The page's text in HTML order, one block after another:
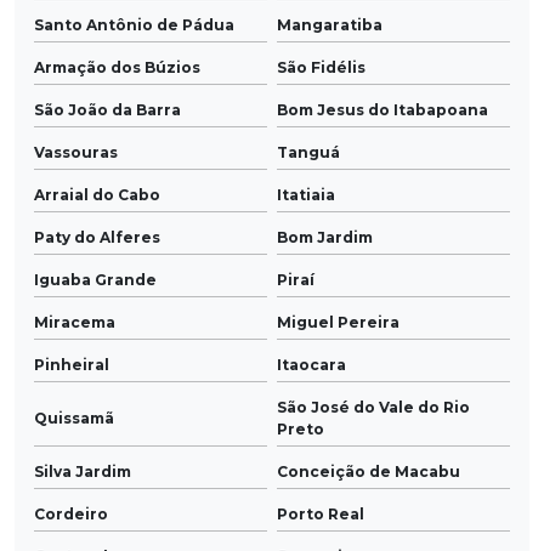
Santo Antônio de Pádua Mangaratiba
Armação dos Búzios São Fidélis
São João da Barra Bom Jesus do Itabapoana
Vassouras Tanguá
Arraial do Cabo Itatiaia
Paty do Alferes Bom Jardim
Iguaba Grande Piraí
Miracema Miguel Pereira
Pinheiral Itaocara
Quissamã
São José do Vale do Rio
Preto
Silva Jardim Conceição de Macabu
Cordeiro Porto Real